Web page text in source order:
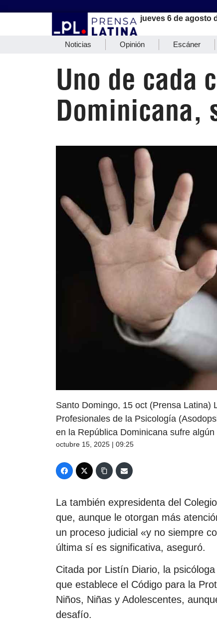
jueves 6 de agosto
Noticias Opinión Escáner
Uno de cada
Dominicana,
Santo Domingo, 15 oct (Prensa Latina)
Profesionales de la Psicología
en la República Dominicana sufre
octubre 15, 2025 | 09:25
La también expresidenta del
que, aunque le otorgan más
un proceso judicial «y no siempre
última sí es significativa, aseguró.
Citada por Listín Diario, la
que establece el Código para la
Niños, Niñas y Adolescentes,
desafío.